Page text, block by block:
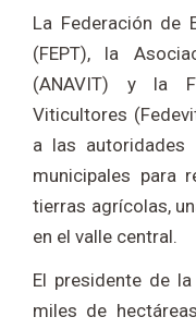
La Federación de
(FEPT), la
(ANAVIT) y la
Viticultores
a las autoridades
municipales para
tierras agrícolas,
en el valle central.
El presidente de
miles de